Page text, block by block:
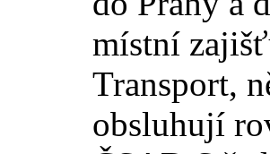
místní
Transport,
obsluhují